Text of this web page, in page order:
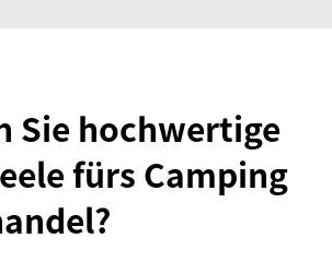
Sie hochwertige
fürs Camping